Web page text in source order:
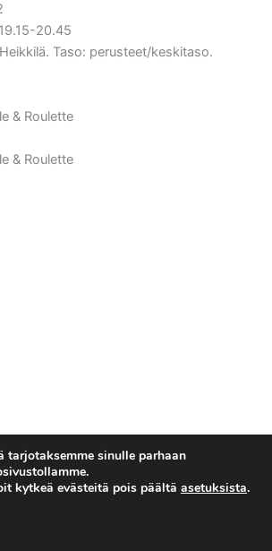
20.45
Taso: perusteet/keskitaso.
& Roulette
& Roulette
Tietosuojaseloste
tarjotaksemme sinulle parhaan
kytkeä evästeitä pois päältä asetuksista.